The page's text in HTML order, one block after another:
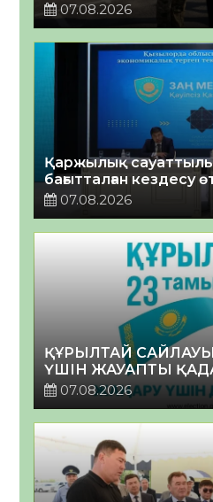
07.08.2026
Қаржылық
бағытталған кездесу
07.08.2026
ҚҰРЫЛТАЙ
ҮШІН ЖАУАПТЫ
07.08.2026